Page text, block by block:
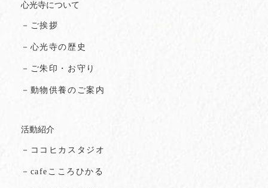
心光寺について
－ご挨拶
－心光寺の歴史
－ご朱印・お守り
－動物供養のご案内
活動紹介
－ココヒカスタジオ
－cafeこころひかる